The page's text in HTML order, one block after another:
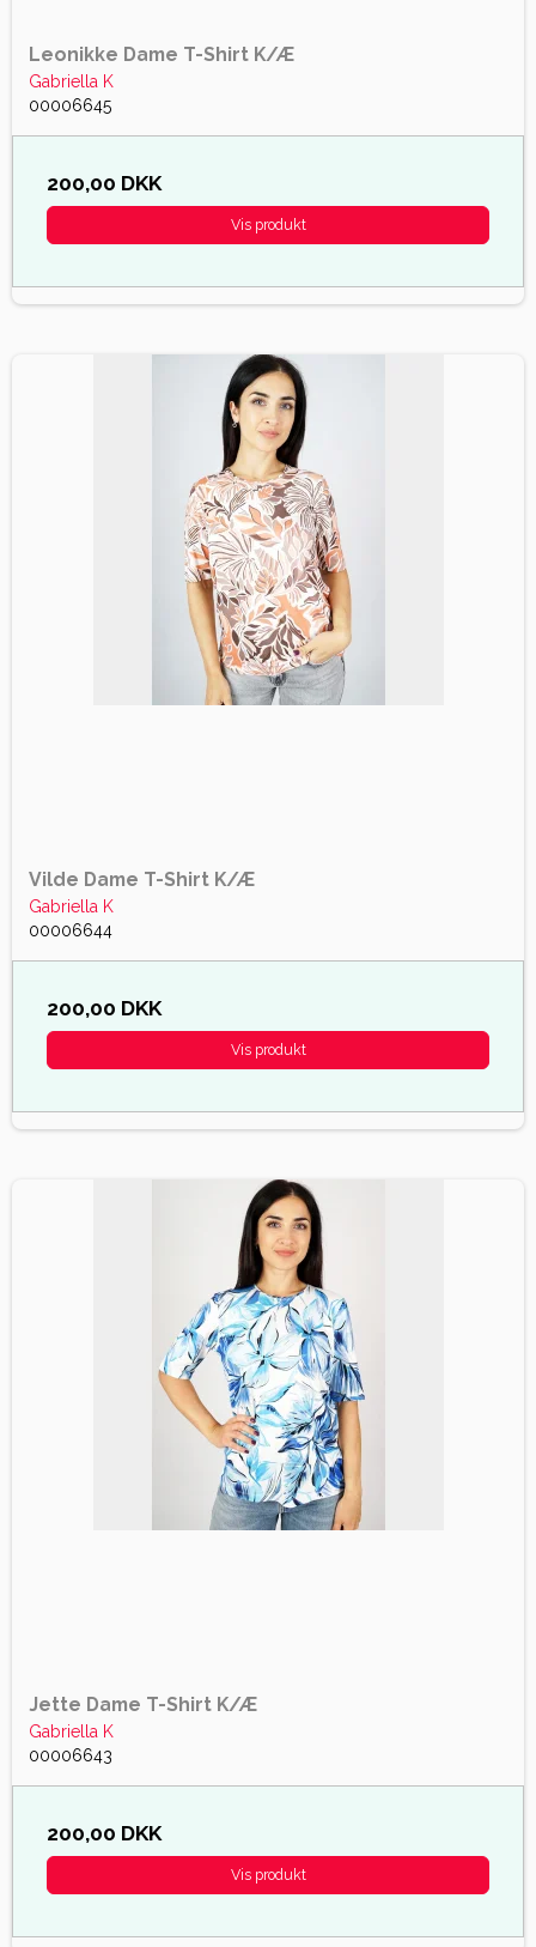
Leonikke Dame T-Shirt K/Æ
Gabriella K
00006645
200,00 DKK
Vis produkt
Vilde Dame T-Shirt K/Æ
Gabriella K
00006644
200,00 DKK
Vis produkt
Jette Dame T-Shirt K/Æ
Gabriella K
00006643
200,00 DKK
Vis produkt